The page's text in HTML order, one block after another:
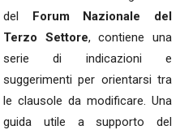
del Forum Nazionale del
Terzo Settore, contiene una
serie di indicazioni e
suggerimenti per orientarsi tra
le clausole da modificare. Una
guida utile a supporto del